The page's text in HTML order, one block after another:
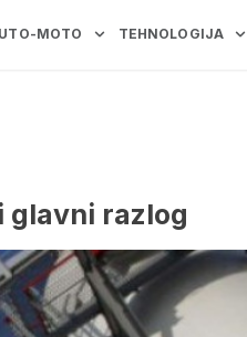
MOTO TEHNOLOGIJA
glavni razlog